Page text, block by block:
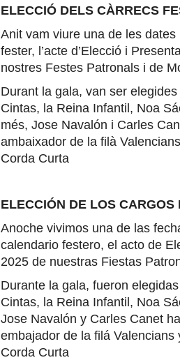
ELECCIÓ DELS CÀRRECS
Anit vam viure una de les
fester, l’acte d’Elecció i
nostres Festes Patronals i de
Durant la gala, van ser
Cintas, la Reina Infantil, Noa
més, Jose Navalón i Carles
ambaixador de la filà
Corda Curta
ELECCIÓN DE LOS CARGOS
Anoche vivimos una de las
calendario festero, el acto de
2025 de nuestras Fiestas
Durante la gala, fueron
Cintas, la Reina Infantil, Noa
Jose Navalón y Carles Canet
embajador de la filá
Corda Curta